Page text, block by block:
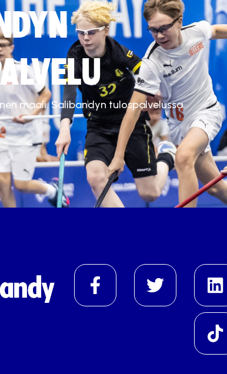
maali. Salibandyn tulospalvelussa.